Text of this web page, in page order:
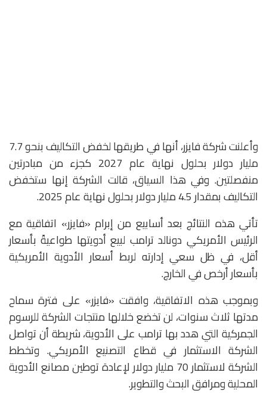
وأعلنت شركة فايزر، أنها في طريقها لخفض التكاليف بنحو 7.7
مليار دولار بحلول نهاية عام 2027 كجزء من مبادرتين
منفصلتين. وفي هذا السياق، قالت الشركة إنها ستخفض
التكاليف بمقدار 4.5 مليار دولار بحلول نهاية عام 2025.
تأتي هذه النتائج بعد أسابيع من إبرام «فايزر» اتفاقية مع
الرئيس الأمريكي دونالد ترامب لبيع أدويتها طواعيةً بأسعار
أقل، في ظل سعي إدارته لربط أسعار الأدوية الأمريكية
بأسعار أرخص في الخارج.
وبموجب هذه الاتفاقية، وافقت «فايزر» على فترة سماح
مدتها ثلاث سنوات، لن تخضع خلالها منتجات الشركة للرسوم
الجمركية التي هدد بها ترامب على الأدوية، شريطة أن تواصل
الشركة الاستثمار في قطاع التصنيع الأمريكي. وتخطط
الشركة لاستثمار 70 مليار دولار لإعادة توطين مصانع الأدوية
المحلية ومرافق البحث والتطوير.